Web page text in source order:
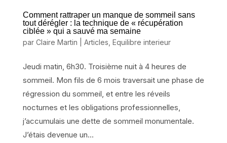
Comment rattraper un manque de sommeil sans
tout dérégler : la technique de « récupération
ciblée » qui a sauvé ma semaine
par Claire Martin Articles Equilibre interieur
Jeudi matin, 6h30. Troisième nuit à 4 heures de
sommeil. Mon fils de 6 mois traversait une phase de
régression du sommeil, et entre les réveils
nocturnes et les obligations professionnelles,
j’accumulais une dette de sommeil monumentale.
J’étais devenue un...